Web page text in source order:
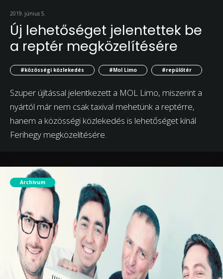
2019. június 5.
Új lehetőséget jelentettek be
a reptér megközelítésére
#közösségi közlekedés #Mol Limo #repülőtér
Szuper újítással jelentkezett a MOL Limo, miszerint a
nyártól már nem csak taxival mehetünk a reptérre,
hanem a közösségi közlekedés is lehetőséget kínál
Ferihegy megközelítésére.
Archívum